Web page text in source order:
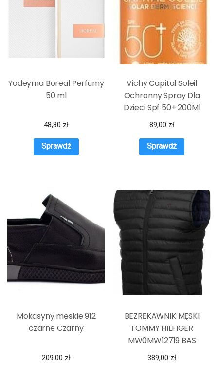
Yodeyma Boreal Perfumy
50 ml
48,80 zł
Sprawdź
Vichy Capital Soleil
Ochronny Spray Dla
Dzieci Spf 50+ 200Ml
89,00 zł
Sprawdź
Mokasyny męskie 912
czarne Czarny
209,00 zł
BEZRĘKAWNIK MĘSKI
TOMMY HILFIGER
MW0MW12719 BAS
CZARNY
389,00 zł